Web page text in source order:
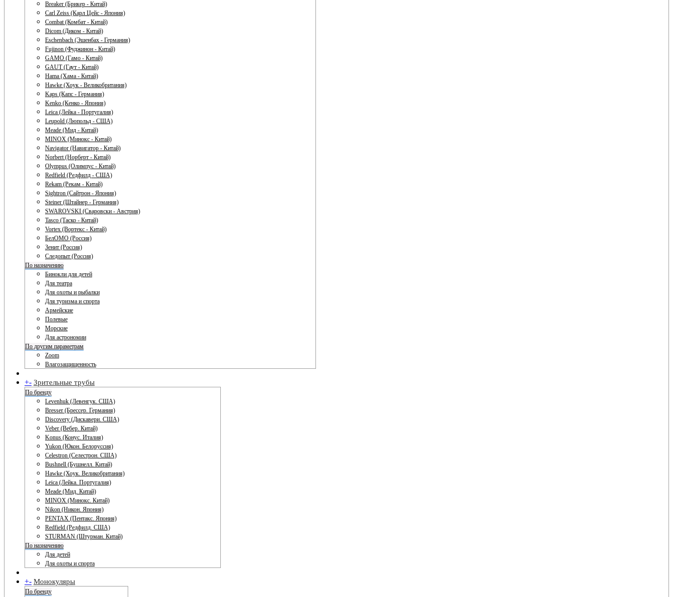
Breaker (Брикер - Китай)
Carl Zeiss (Карл Цейс - Япония)
Combat (Комбат - Китай)
Dicom (Диком - Китай)
Eschenbach (Эшенбах - Германия)
Fujinon (Фуджинон - Китай)
GAMO (Гамо - Китай)
GAUT (Гаут - Китай)
Hama (Хама - Китай)
Hawke (Хоук - Великобритания)
Kaps (Капс - Германия)
Kenko (Кенко - Япония)
Leica (Лейка - Португалия)
Leupold (Люпольд - США)
Meade (Мид - Китай)
MINOX (Минокс - Китай)
Navigator (Навигатор - Китай)
Norbert (Норберт - Китай)
Olympus (Олимпус - Китай)
Redfield (Редфилд - США)
Rekam (Рекам - Китай)
Sightron (Сайтрон - Япония)
Steiner (Штайнер - Германия)
SWAROVSKI (Сваровски - Австрия)
Tasco (Таско - Китай)
Vortex (Вортекс - Китай)
БелОМО (Россия)
Зенит (Россия)
Следопыт (Россия)
По назначению
Бинокли для детей
Для театра
Для охоты и рыбалки
Для туризма и спорта
Армейские
Полевые
Морские
Для астрономии
По другим параметрам
Zoom
Влагозащищенность
+- Зрительные трубы
По бренду
Levenhuk (Левенгук. США)
Bresser (Брессер. Германия)
Discovery (Дискавери. США)
Veber (Вебер. Китай)
Konus (Конус. Италия)
Yukon (Юкон. Белоруссия)
Celestron (Селестрон. США)
Bushnell (Бушнелл. Китай)
Hawke (Хоук. Великобритания)
Leica (Лейка. Португалия)
Meade (Мид. Китай)
MINOX (Минокс. Китай)
Nikon (Никон. Япония)
PENTAX (Пентакс. Япония)
Redfield (Редфилд. США)
STURMAN (Штурман. Китай)
По назначению
Для детей
Для охоты и спорта
+- Монокуляры
По бренду